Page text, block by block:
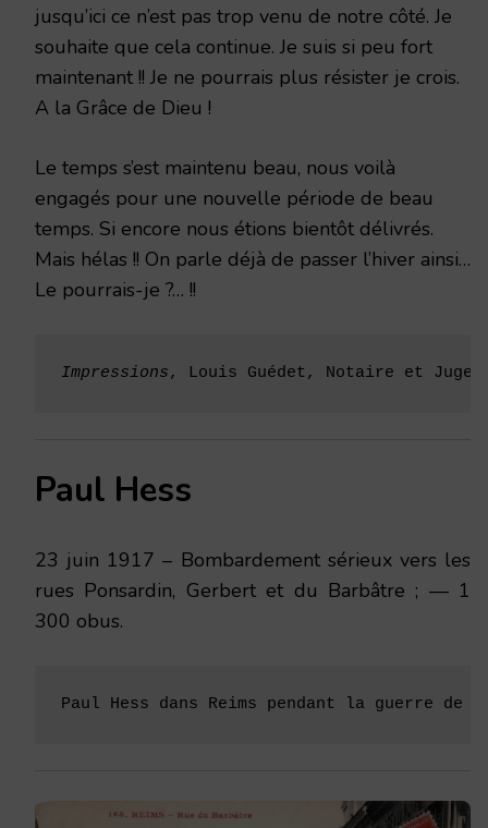
jusqu’ici ce n’est pas trop venu de notre côté. Je
souhaite que cela continue. Je suis si peu fort
maintenant !! Je ne pourrais plus résister je crois.
A la Grâce de Dieu !
Le temps s’est maintenu beau, nous voilà
engagés pour une nouvelle période de beau
temps. Si encore nous étions bientôt délivrés.
Mais hélas !! On parle déjà de passer l’hiver ainsi…
Le pourrais-je ?… !!
Impressions, Louis Guédet, Notaire et
Paul Hess
23 juin 1917 – Bombardement sérieux vers les
rues Ponsardin, Gerbert et du Barbâtre ; — 1
300 obus.
Paul Hess dans Reims pendant la guerre de